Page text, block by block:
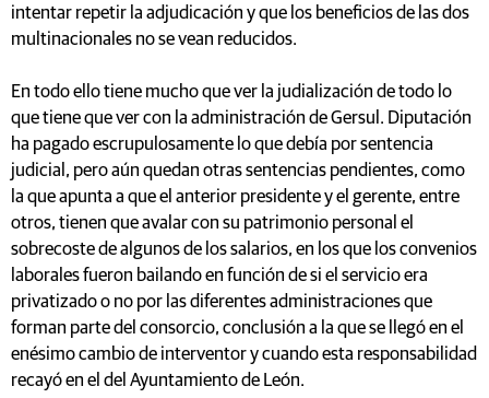
intentar repetir la adjudicación y que los beneficios de las dos
multinacionales no se vean reducidos.
En todo ello tiene mucho que ver la judialización de todo lo
que tiene que ver con la administración de Gersul. Diputación
ha pagado escrupulosamente lo que debía por sentencia
judicial, pero aún quedan otras sentencias pendientes, como
la que apunta a que el anterior presidente y el gerente, entre
otros, tienen que avalar con su patrimonio personal el
sobrecoste de algunos de los salarios, en los que los convenios
laborales fueron bailando en función de si el servicio era
privatizado o no por las diferentes administraciones que
forman parte del consorcio, conclusión a la que se llegó en el
enésimo cambio de interventor y cuando esta responsabilidad
recayó en el del Ayuntamiento de León.